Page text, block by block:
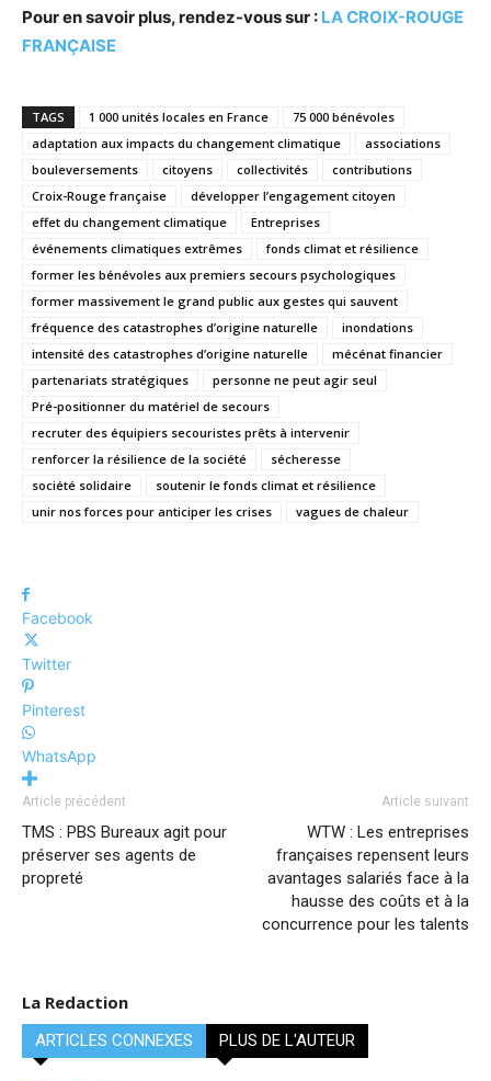
Pour en savoir plus, rendez-vous sur : LA CROIX-ROUGE
FRANÇAISE
TAGS 1 000 unités locales en France
75 000 bénévoles
adaptation aux impacts du changement climatique
associations
bouleversements
citoyens collectivités
contributions
Croix-Rouge française
développer l’engagement citoyen
effet du changement climatique
Entreprises
événements climatiques extrêmes
fonds climat et résilience
former les bénévoles aux premiers secours psychologiques
former massivement le grand public aux gestes qui sauvent
fréquence des catastrophes d’origine naturelle
inondations
intensité des catastrophes d’origine naturelle
mécénat financier
partenariats stratégiques
personne ne peut agir seul
Pré-positionner du matériel de secours
recruter des équipiers secouristes prêts à intervenir
renforcer la résilience de la société
sécheresse
société solidaire
soutenir le fonds climat et résilience
unir nos forces pour anticiper les crises
vagues de chaleur
Facebook
Twitter
Pinterest
WhatsApp
Article précédent
TMS : PBS Bureaux agit pour
préserver ses agents de
propreté
Article suivant
WTW : Les entreprises
françaises repensent leurs
avantages salariés face à la
hausse des coûts et à la
concurrence pour les talents
La Redaction
ARTICLES CONNEXES PLUS DE L'AUTEUR